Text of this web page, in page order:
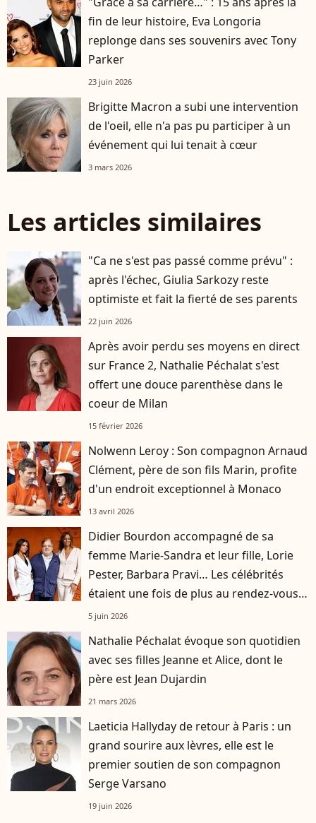
fin de leur histoire, Eva Longoria
replonge dans ses souvenirs avec Tony
Parker
23 juin 2026
Brigitte Macron a subi une intervention
de l'oeil, elle n'a pas pu participer à un
événement qui lui tenait à cœur
3 mars 2026
Les articles similaires
"Ca ne s'est pas passé comme prévu" :
après l'échec, Giulia Sarkozy reste
optimiste et fait la fierté de ses parents
22 juin 2026
Après avoir perdu ses moyens en direct
sur France 2, Nathalie Péchalat s'est
offert une douce parenthèse dans le
coeur de Milan
15 février 2026
Nolwenn Leroy : Son compagnon Arnaud
Clément, père de son fils Marin, profite
d'un endroit exceptionnel à Monaco
13 avril 2026
Didier Bourdon accompagné de sa
femme Marie-Sandra et leur fille, Lorie
Pester, Barbara Pravi… Les célébrités
étaient une fois de plus au rendez-vous à
Roland-Garros
5 juin 2026
Nathalie Péchalat évoque son quotidien
avec ses filles Jeanne et Alice, dont le
père est Jean Dujardin
21 mars 2026
Laeticia Hallyday de retour à Paris : un
grand sourire aux lèvres, elle est le
premier soutien de son compagnon
Serge Varsano
19 juin 2026